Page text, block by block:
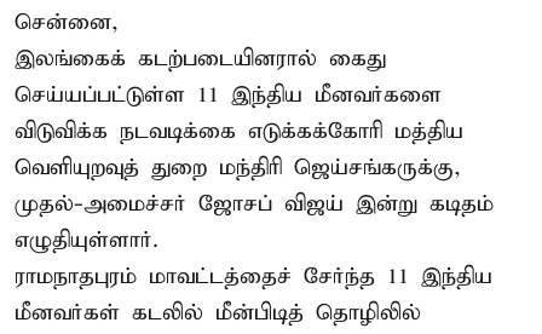
சென்னை,
இலங்கைக் கடற்படையினரால் கைது
செய்யப்பட்டுள்ள 11 இந்திய மீனவர்களை
விடுவிக்க நடவடிக்கை எடுக்கக்கோரி மத்திய
வெளியுறவுத் துறை மந்திரி ஜெய்சங்கருக்கு,
முதல்-அமைச்சர் ஜோசப் விஜய் இன்று கடிதம்
எழுதியுள்ளார்.
ராமநாதபுரம் மாவட்டத்தைச் சேர்ந்த 11 இந்திய
மீனவர்கள் கடலில் மீன்பிடித் தொழிலில்